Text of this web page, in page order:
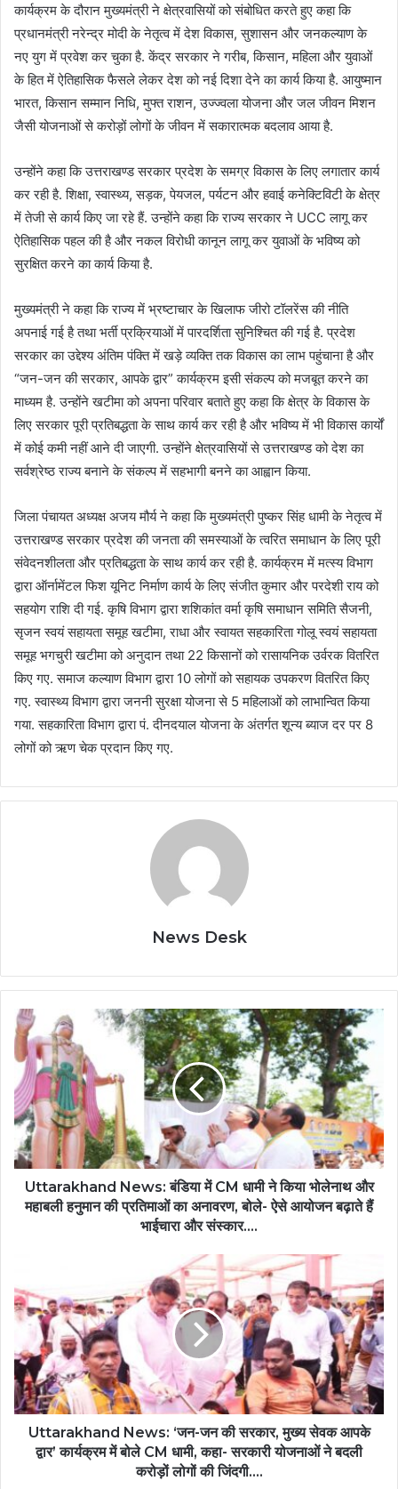
कार्यक्रम के दौरान मुख्यमंत्री ने क्षेत्रवासियों को संबोधित करते हुए कहा कि
प्रधानमंत्री नरेन्द्र मोदी के नेतृत्व में देश विकास, सुशासन और जनकल्याण के
नए युग में प्रवेश कर चुका है. केंद्र सरकार ने गरीब, किसान, महिला और युवाओं
के हित में ऐतिहासिक फैसले लेकर देश को नई दिशा देने का कार्य किया है. आयुष्मान
भारत, किसान सम्मान निधि, मुफ्त राशन, उज्ज्वला योजना और जल जीवन मिशन
जैसी योजनाओं से करोड़ों लोगों के जीवन में सकारात्मक बदलाव आया है.
उन्होंने कहा कि उत्तराखण्ड सरकार प्रदेश के समग्र विकास के लिए लगातार कार्य
कर रही है. शिक्षा, स्वास्थ्य, सड़क, पेयजल, पर्यटन और हवाई कनेक्टिविटी के क्षेत्र
में तेजी से कार्य किए जा रहे हैं. उन्होंने कहा कि राज्य सरकार ने UCC लागू कर
ऐतिहासिक पहल की है और नकल विरोधी कानून लागू कर युवाओं के भविष्य को
सुरक्षित करने का कार्य किया है.
मुख्यमंत्री ने कहा कि राज्य में भ्रष्टाचार के खिलाफ जीरो टॉलरेंस की नीति
अपनाई गई है तथा भर्ती प्रक्रियाओं में पारदर्शिता सुनिश्चित की गई है. प्रदेश
सरकार का उद्देश्य अंतिम पंक्ति में खड़े व्यक्ति तक विकास का लाभ पहुंचाना है और
“जन-जन की सरकार, आपके द्वार” कार्यक्रम इसी संकल्प को मजबूत करने का
माध्यम है. उन्होंने खटीमा को अपना परिवार बताते हुए कहा कि क्षेत्र के विकास के
लिए सरकार पूरी प्रतिबद्धता के साथ कार्य कर रही है और भविष्य में भी विकास कार्यों
में कोई कमी नहीं आने दी जाएगी. उन्होंने क्षेत्रवासियों से उत्तराखण्ड को देश का
सर्वश्रेष्ठ राज्य बनाने के संकल्प में सहभागी बनने का आह्वान किया.
जिला पंचायत अध्यक्ष अजय मौर्य ने कहा कि मुख्यमंत्री पुष्कर सिंह धामी के नेतृत्व में
उत्तराखण्ड सरकार प्रदेश की जनता की समस्याओं के त्वरित समाधान के लिए पूरी
संवेदनशीलता और प्रतिबद्धता के साथ कार्य कर रही है. कार्यक्रम में मत्स्य विभाग
द्वारा ऑर्नामेंटल फिश यूनिट निर्माण कार्य के लिए संजीत कुमार और परदेशी राय को
सहयोग राशि दी गई. कृषि विभाग द्वारा शशिकांत वर्मा कृषि समाधान समिति सैजनी,
सृजन स्वयं सहायता समूह खटीमा, राधा और स्वायत सहकारिता गोलू स्वयं सहायता
समूह भगचुरी खटीमा को अनुदान तथा 22 किसानों को रासायनिक उर्वरक वितरित
किए गए. समाज कल्याण विभाग द्वारा 10 लोगों को सहायक उपकरण वितरित किए
गए. स्वास्थ्य विभाग द्वारा जननी सुरक्षा योजना से 5 महिलाओं को लाभान्वित किया
गया. सहकारिता विभाग द्वारा पं. दीनदयाल योजना के अंतर्गत शून्य ब्याज दर पर 8
लोगों को ऋण चेक प्रदान किए गए.
News Desk
Uttarakhand News: बंडिया में CM धामी ने किया भोलेनाथ और
महाबली हनुमान की प्रतिमाओं का अनावरण, बोले- ऐसे आयोजन बढ़ाते हैं
भाईचारा और संस्कार....
Uttarakhand News: ‘जन-जन की सरकार, मुख्य सेवक आपके
द्वार’ कार्यक्रम में बोले CM धामी, कहा- सरकारी योजनाओं ने बदली
करोड़ों लोगों की जिंदगी....